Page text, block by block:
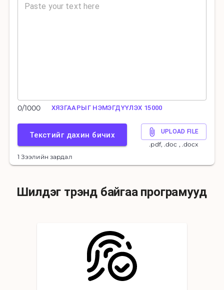
0/1000 ХЯЗГААРЫГ НЭМЭГДҮҮЛЭХ 15000
Текстийг дахин бичих UPLOAD FILE
.pdf, .doc , .docx
1 Зээлийн зардал
Шилдэг трэнд байгаа програмууд